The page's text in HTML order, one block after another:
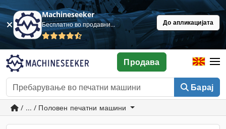
Machineseeker
Бесплатно во продавница До апликацијата
Барај
Продава
/ ... / Половен печатни машини